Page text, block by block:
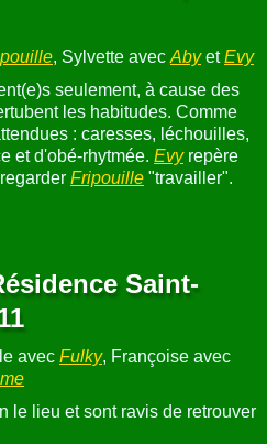
, Sylvette avec AbyetEvy
seulement, à cause des
les habitudes. Comme
: caresses, léchouilles,
et d'obé-rhytmée. Evyrepère
Fripouille "travailler".
Saint-
avec Fulky, Françoise avec
le lieu et sont ravis de retrouver